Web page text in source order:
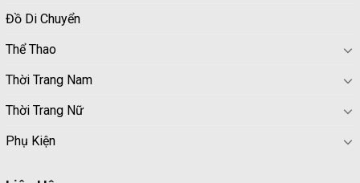
Đồ Di Chuyển
Thể Thao
Thời Trang Nam
Thời Trang Nữ
Phụ Kiện